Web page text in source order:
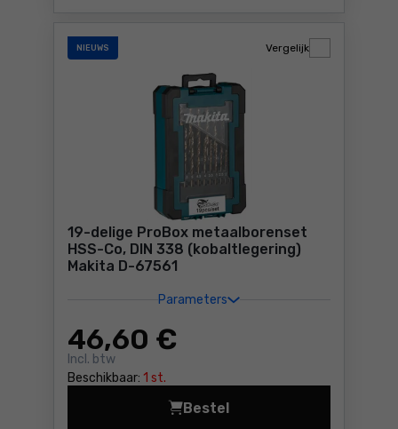
NIEUWS
19-delige ProBox metaalborenset
HSS-Co, DIN 338 (kobaltlegering)
Makita D-67561
Parameters
46,60 €
Incl. btw
Beschikbaar: 1 st.
Vergelijk
Bestel
19-delige ProBox